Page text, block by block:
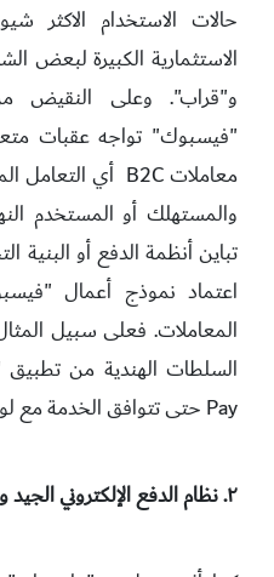
حالات الاستخدام الاكثر
الاستثمارية الكبيرة لبعض
و"قراب". وعلى
"فيسبوك" تواجه عقبات
تباين أنظمة الدفع أو
اعتماد نموذج أعمال
المعاملات. فعلى سبيل
Pay حتى تتوافق الخدمة مع لوائح تخزين البيانات في الهند.
٢. نظام الدفع الإلكتروني الجيد وبرامج الولاء